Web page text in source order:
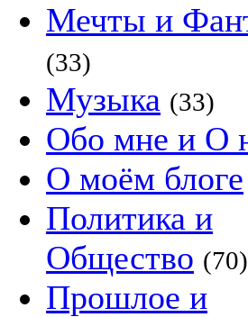
Мечты и
(33)
Музыка (33)
Обо мне и О
О моём блоге
Политика и
Общество (70)
Прошлое и